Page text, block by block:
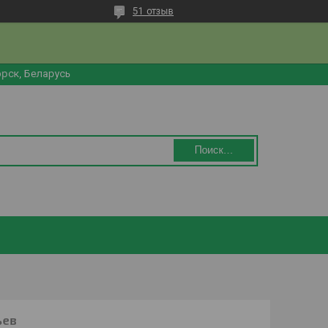
51 отзыв
Беларусь
Поиск...